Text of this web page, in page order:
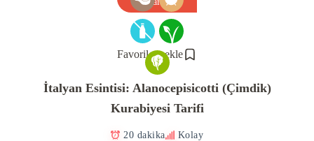
Favorilere ekle
İtalyan Esintisi: Alanocepisicotti (Çimdik)
Kurabiyesi Tarifi
20 dakika Kolay